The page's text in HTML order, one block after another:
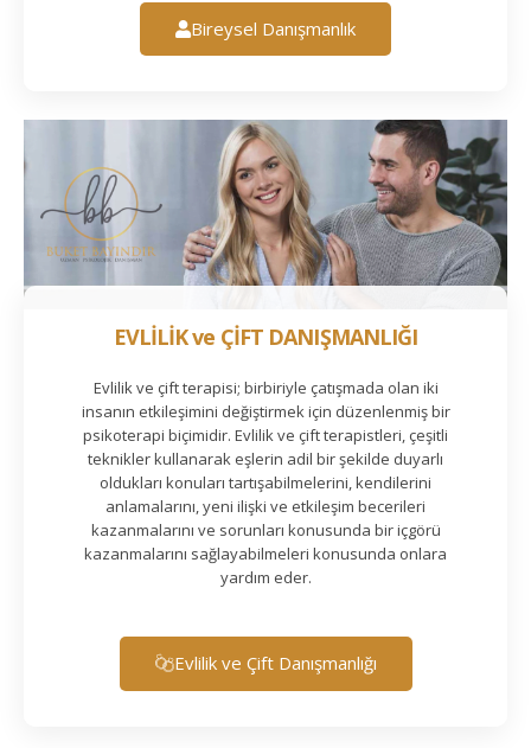
Bireysel Danışmanlık
EVLİLİK ve ÇİFT DANIŞMANLIĞI
Evlilik ve çift terapisi; birbiriyle çatışmada olan iki
insanın etkileşimini değiştirmek için düzenlenmiş bir
psikoterapi biçimidir. Evlilik ve çift terapistleri, çeşitli
teknikler kullanarak eşlerin adil bir şekilde duyarlı
oldukları konuları tartışabilmelerini, kendilerini
anlamalarını, yeni ilişki ve etkileşim becerileri
kazanmalarını ve sorunları konusunda bir içgörü
kazanmalarını sağlayabilmeleri konusunda onlara
yardım eder.
Evlilik ve Çift Danışmanlığı